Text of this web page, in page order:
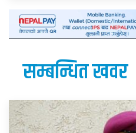
सम्बन्धित खवर